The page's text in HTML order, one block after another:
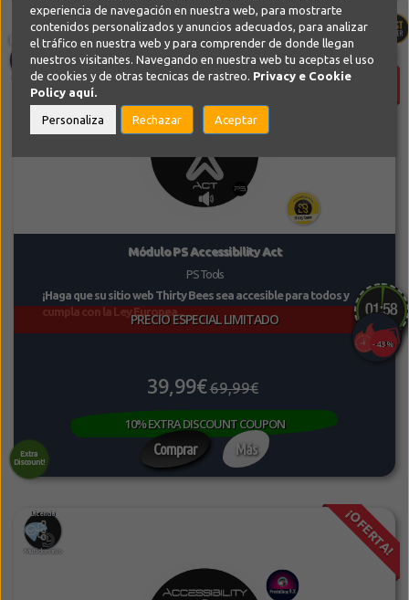
¡OFERTA!
Módulo PS Accessibility Act
PS Tools
Extra
Discount!
¡Haga que su sitio web Thirty Bees sea accesible para todos y
cumpla con la Ley Europea...PRECIO ESPECIAL LIMITADO
10% EXTRA DISCOUNT COUPON
39,99€69,99€
-43%
Comprar Más
¡OFERTA!
experiencia de navegación en nuestra web, para mostrarte
contenidos personalizados y anuncios adecuados, para analizar
el tráfico en nuestra web y para comprender de donde llegan
nuestros visitantes. Navegando en nuestra web tu aceptas el uso
de cookies y de otras tecnicas de rastreo. Privacy e Cookie
Policy aquí.
Personaliza Rechazar Aceptar